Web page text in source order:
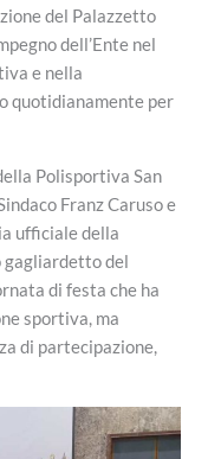
del Palazzetto
dell’Ente nel
e nella
quotidianamente per
Polisportiva San
Franz Caruso e
ufficiale della
gagliardetto del
di festa che ha
sportiva, ma
di partecipazione,